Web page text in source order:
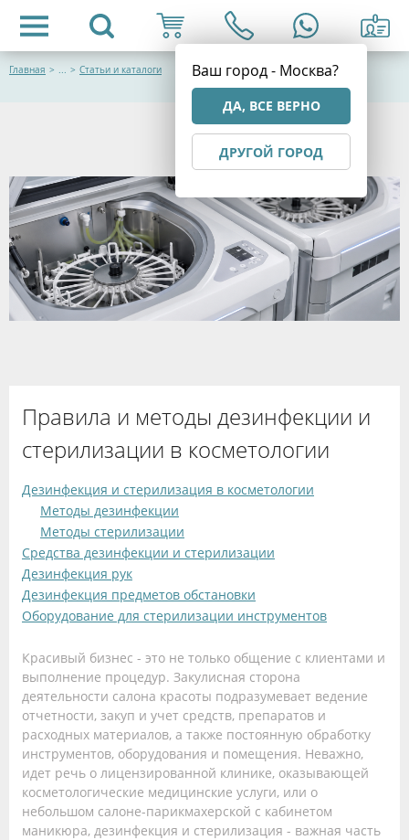
Ваш город - Москва?
ДА, ВСЕ ВЕРНО
ДРУГОЙ ГОРОД
Главная > ... > Статьи и каталоги
Правила и методы дезинфекции и
стерилизации в косметологии
Дезинфекция и стерилизация в косметологии
Методы дезинфекции
Методы стерилизации
Средства дезинфекции и стерилизации
Дезинфекция рук
Дезинфекция предметов обстановки
Оборудование для стерилизации инструментов
Красивый бизнес - это не только общение с клиентами и
выполнение процедур. Закулисная сторона
деятельности салона красоты подразумевает ведение
отчетности, закуп и учет средств, препаратов и
расходных материалов, а также постоянную обработку
инструментов, оборудования и помещения. Неважно,
идет речь о лицензированной клинике, оказывающей
косметологические медицинские услуги, или о
небольшом салоне-парикмахерской с кабинетом
маникюра, дезинфекция и стерилизация - важная часть